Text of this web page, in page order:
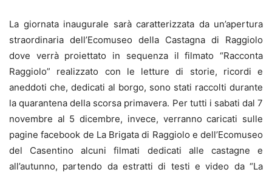
La giornata inaugurale sarà caratterizzata da un’apertura
straordinaria dell’Ecomuseo della Castagna di Raggiolo
dove verrà proiettato in sequenza il filmato “Racconta
Raggiolo” realizzato con le letture di storie, ricordi e
aneddoti che, dedicati al borgo, sono stati raccolti durante
la quarantena della scorsa primavera. Per tutti i sabati dal 7
novembre al 5 dicembre, invece, verranno caricati sulle
pagine facebook de La Brigata di Raggiolo e dell’Ecomuseo
del Casentino alcuni filmati dedicati alle castagne e
all’autunno, partendo da estratti di testi e video da “La